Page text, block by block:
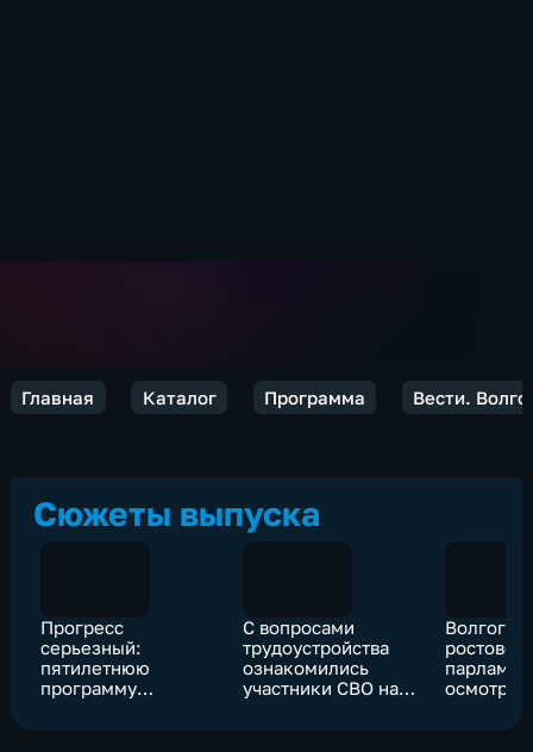
Главная Каталог Программа Вести.
Сюжеты выпуска
Прогресс
серьезный:
пятилетнюю
программу
С вопросами
трудоустройства
ознакомились
участники СВО на